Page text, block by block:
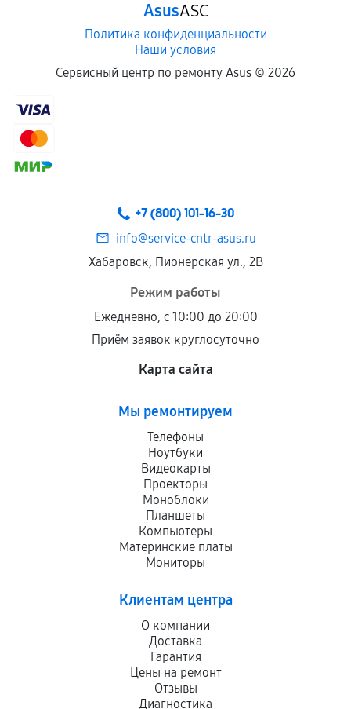
AsusASC
Политика конфиденциальности
Наши условия
Сервисный центр по ремонту Asus © 2026
+7 (800) 101-16-30
info@service-cntr-asus.ru
Хабаровск, Пионерская ул., 2В
Режим работы
Ежедневно, с 10:00 до 20:00
Приём заявок круглосуточно
Карта сайта
Мы ремонтируем
Телефоны
Ноутбуки
Видеокарты
Проекторы
Моноблоки
Планшеты
Компьютеры
Материнские платы
Мониторы
Клиентам центра
О компании
Доставка
Гарантия
Цены на ремонт
Отзывы
Диагностика